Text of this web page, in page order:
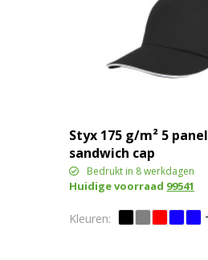
Styx 175 g/m² 5 panel
sandwich cap
Bedrukt in 8 werkdagen
Huidige voorraad 99541